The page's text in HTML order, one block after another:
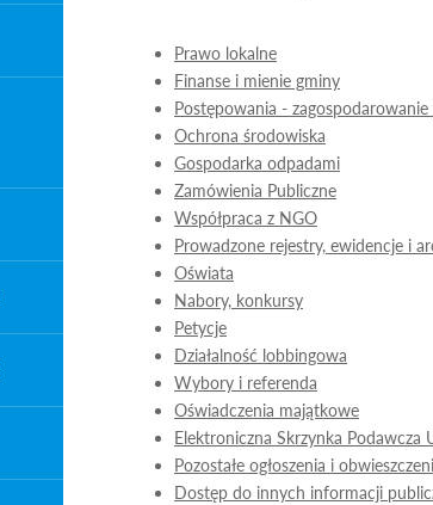
Prawo lokalne
Finanse i mienie gminy
Postępowania -
Ochrona środowiska
Gospodarka odpadami
Zamówienia Publiczne
Współpraca z NGO
Prowadzone rejestry, ewidencje i
Oświata
Nabory, konkursy
Petycje
Działalność lobbingowa
Wybory i referenda
Oświadczenia majątkowe
Elektroniczna Skrzynka Podawcza
Pozostałe ogłoszenia i
Dostęp do innych informacji